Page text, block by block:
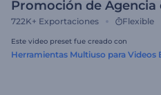
Promoción de Agencia
722K+ Exportaciones Flexible
Este video preset fue creado con
Herramientas Multiuso para Videos